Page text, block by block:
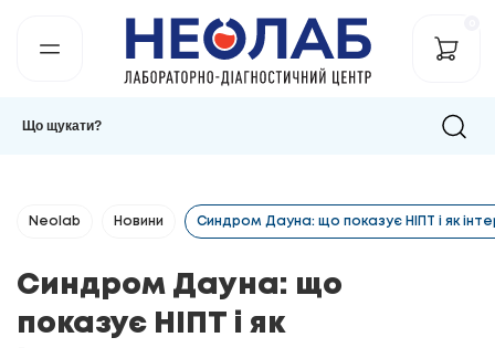
Neolab Новини Синдром Дауна: що показує НІПТ і як
Синдром Дауна: що
показує НІПТ і як